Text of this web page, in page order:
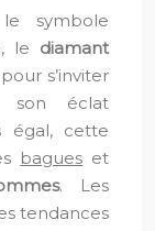
symbole
le diamant
s’inviter
son éclat
égal, cette
bagues et
. Les
tendances